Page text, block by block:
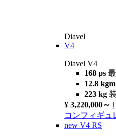
Diavel
V4
Diavel V4
168 ps
12.8 kgm
223 kg
¥ 3,220,000～ i
コンフィギュ
new V4 RS